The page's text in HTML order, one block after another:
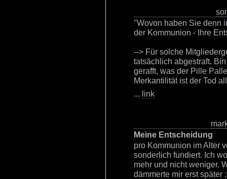
"Wovon haben Sie denn
der Kommunion - Ihre
--> Für solche
tatsächlich abgestraft.
gerafft, was der Pille
Merkantilität ist der Tod
... link
Meine Entscheidung
pro Kommunion im Alter
sonderlich fundiert. Ich
mehr und nicht weniger.
dämmerte mir erst später